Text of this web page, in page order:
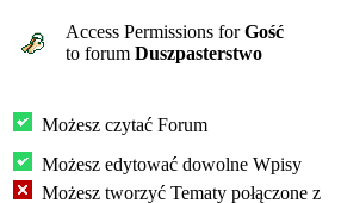
Access Permissions forGość
to forum Duszpasterstwo
Możesz czytać Forum
Możesz edytować dowolne Wpisy
Możesz tworzyć Tematy połączone z